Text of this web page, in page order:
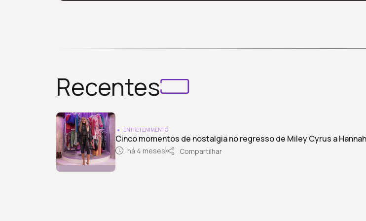
Recentes
ENTRETENIMENTO
Cinco momentos de nostalgia no regresso de Miley Cyrus a
há 4 meses Compartilhar